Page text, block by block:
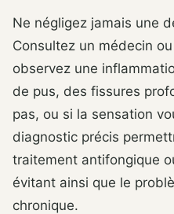
Ne négligez jamais une
Consultez un médecin
observez une
de pus, des fissures
pas, ou si la sensation
diagnostic précis
traitement antifongique
évitant ainsi que le
chronique.